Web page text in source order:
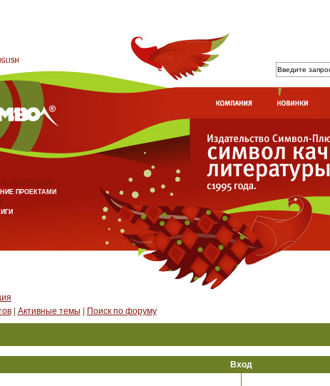
ТЕХНОЛОГИИ
ПРОЕКТАМИ
| Активные темы Поиск по форуму
Вход